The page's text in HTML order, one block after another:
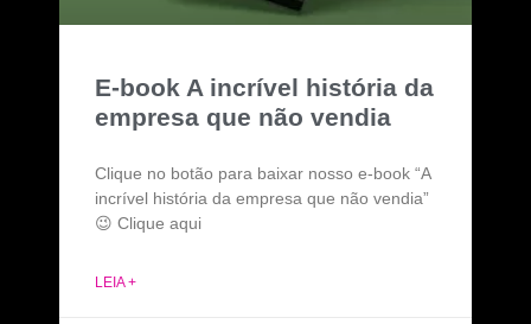
E-book A incrível história da
empresa que não vendia
Clique no botão para baixar nosso e-book “A
incrível história da empresa que não vendia”
😉 Clique aqui
LEIA +